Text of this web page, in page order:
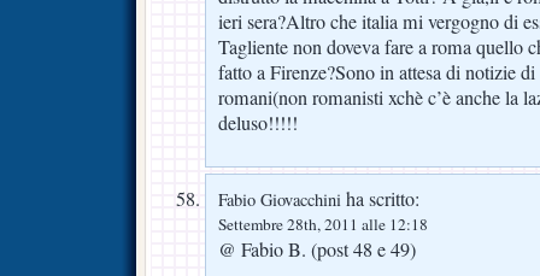
ieri sera?Altro che italia mi vergogno di
Tagliente non doveva fare a roma quello
fatto a Firenze?Sono in attesa di notizie
romani(non romanisti xchè c’è anche la
deluso!!!!!
Fabio Giovacchini ha scritto:
Settembre 28th, 2011 alle 12:18
@ Fabio B. (post 48 e 49)